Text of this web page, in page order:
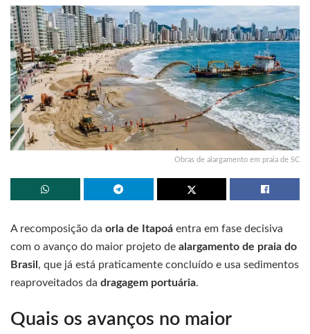
Obras de alargamento em praia de SC
A recomposição da orla de Itapoá entra em fase decisiva
com o avanço do maior projeto de alargamento de praia do
Brasil , que já está praticamente concluído e usa sedimentos
reaproveitados da dragagem portuária.
Quais os avanços no maior